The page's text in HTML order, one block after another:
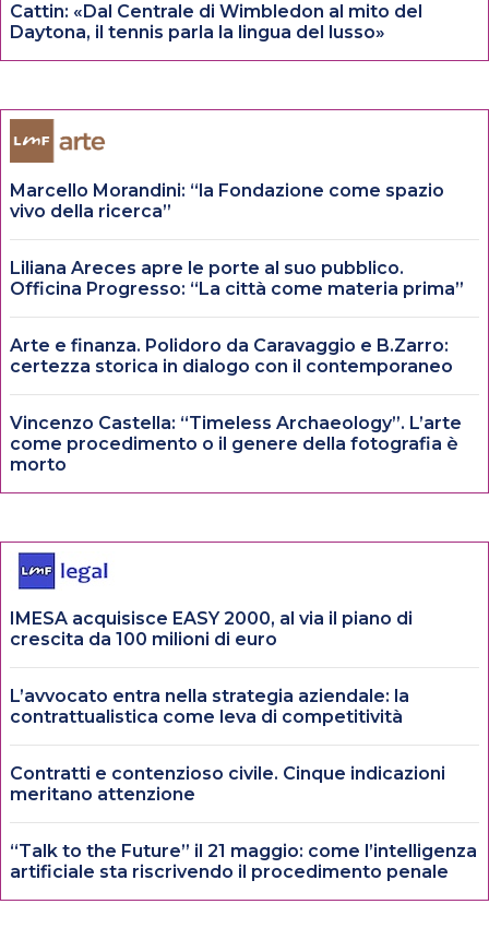
Cattin: «Dal Centrale di Wimbledon al mito del
Daytona, il tennis parla la lingua del lusso»
Marcello Morandini: “la Fondazione come spazio
vivo della ricerca”
Liliana Areces apre le porte al suo pubblico.
Officina Progresso: “La città come materia prima”
Arte e finanza. Polidoro da Caravaggio e B.Zarro:
certezza storica in dialogo con il contemporaneo
Vincenzo Castella: “Timeless Archaeology”. L’arte
come procedimento o il genere della fotografia è
morto
IMESA acquisisce EASY 2000, al via il piano di
crescita da 100 milioni di euro
L’avvocato entra nella strategia aziendale: la
contrattualistica come leva di competitività
Contratti e contenzioso civile. Cinque indicazioni
meritano attenzione
“Talk to the Future” il 21 maggio: come l’intelligenza
artificiale sta riscrivendo il procedimento penale